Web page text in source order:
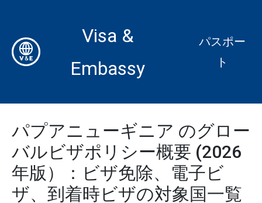
Visa &
Embassy
パスポー
ト
パプアニューギニア のグロー
バルビザポリシー概要 (2026
年版）：ビザ免除、電子ビ
ザ、到着時ビザの対象国一覧